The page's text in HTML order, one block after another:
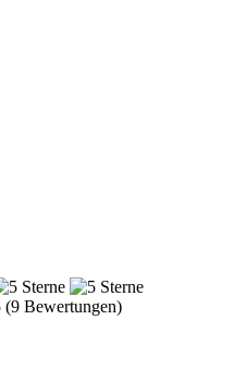
(9 Bewertungen)